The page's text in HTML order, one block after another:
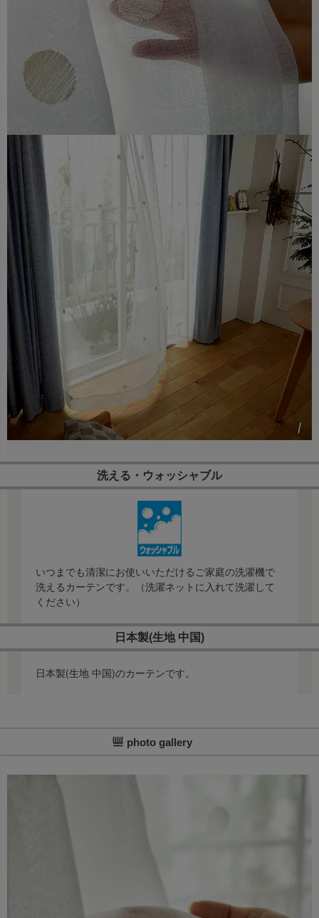
洗える・ウォッシャブル
いつまでも清潔にお使いいただけるご家庭の洗濯機で
洗えるカーテンです。（洗濯ネットに入れて洗濯して
ください）
日本製(生地 中国)
日本製(生地 中国)のカーテンです。
photo gallery